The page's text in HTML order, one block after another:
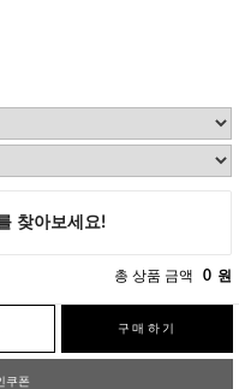
총 상품 금액 0 원
구매하기
쿠폰